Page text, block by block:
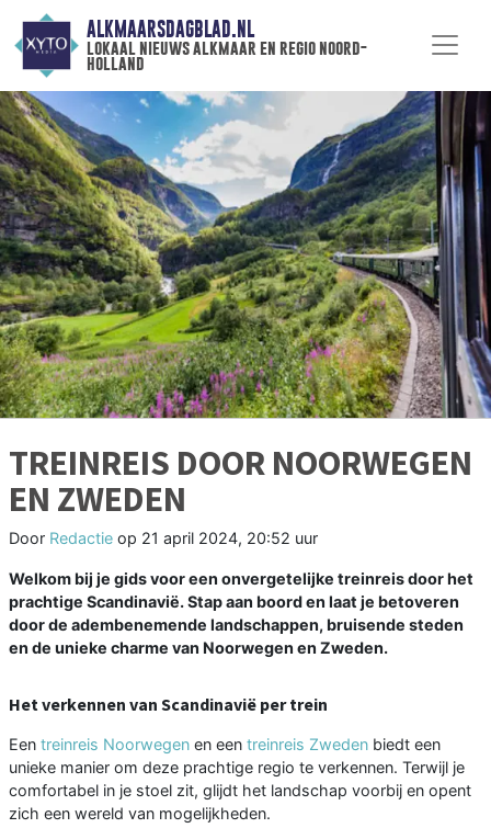
ALKMAARSDAGBLAD.NL
lokaal nieuws alkmaar en regio noord-
holland
TREINREIS DOOR NOORWEGEN
EN ZWEDEN
Door Redactie op 21 april 2024, 20:52 uur
Welkom bij je gids voor een onvergetelijke treinreis door het
prachtige Scandinavië. Stap aan boord en laat je betoveren
door de adembenemende landschappen, bruisende steden
en de unieke charme van Noorwegen en Zweden.
Het verkennen van Scandinavië per trein
Een treinreis Noorwegen en een treinreis Zweden biedt een
unieke manier om deze prachtige regio te verkennen. Terwijl je
comfortabel in je stoel zit, glijdt het landschap voorbij en opent
zich een wereld van mogelijkheden.